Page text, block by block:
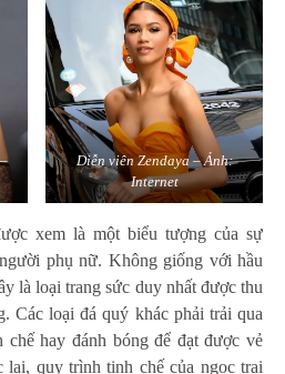
Diễn viên Zendaya – Ảnh:
Internet
xem là một biểu tượng của sự
phụ nữ. Không giống với hầu
là loại trang sức duy nhất được thu
Các loại đá quý khác phải trải qua
hay đánh bóng để đạt được vẻ
lại, quy trình tinh chế của ngọc trai